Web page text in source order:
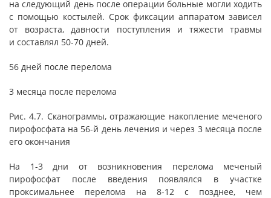
на следующий день после операции больные могли ходить
с помощью костылей. Срок фиксации аппаратом зависел
от возраста, давности поступления и тяжести травмы
и составлял 50-70 дней.
56 дней после перелома
3 месяца после перелома
Рис. 4.7. Сканограммы, отражающие накопление меченого
пирофосфата на 56-й день лечения и через 3 месяца после
его окончания
На 1-3 дни от возникновения перелома меченый
пирофосфат после введения появлялся в участке
проксимальнее перелома на 8-12 с позднее, чем